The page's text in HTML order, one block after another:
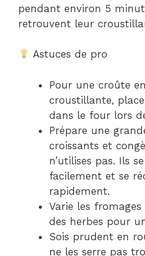
pendant environ 5
retrouvent leur
Astuces de pro
Pour une croûte
croustillante,
dans le four lors
Prépare une
croissants et
n’utilises pas. Ils
facilement et se
rapidement.
Varie les
des herbes pour
Sois prudent en
ne les serre pas